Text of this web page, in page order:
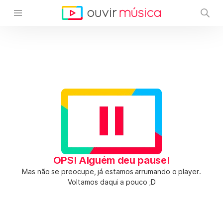
OPS! Alguém deu pause!
Mas não se preocupe, já estamos arrumando o player.
Voltamos daqui a pouco ;D